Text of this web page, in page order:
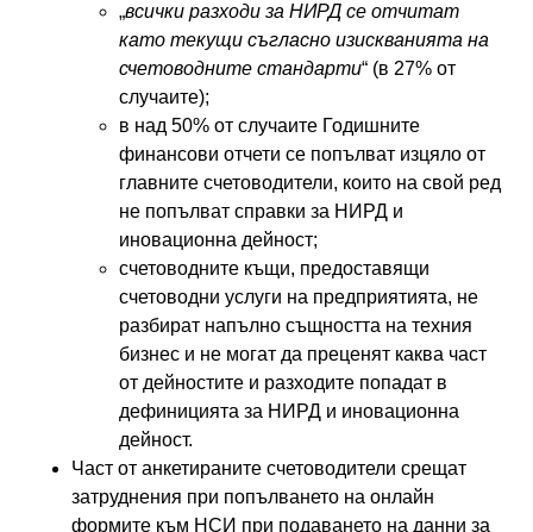
„всички разходи за НИРД се отчитат
като текущи съгласно изискванията на
счетоводните стандарти“ (в 27% от
случаите);
в над 50% от случаите Годишните
финансови отчети се попълват изцяло от
главните счетоводители, които на свой ред
не попълват справки за НИРД и
иновационна дейност;
счетоводните къщи, предоставящи
счетоводни услуги на предприятията, не
разбират напълно същността на техния
бизнес и не могат да преценят каква част
от дейностите и разходите попадат в
дефиницията за НИРД и иновационна
дейност.
Част от анкетираните счетоводители срещат
затруднения при попълването на онлайн
формите към НСИ при подаването на данни за